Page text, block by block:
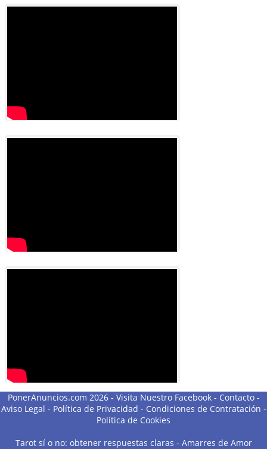
PonerAnuncios.com 2026 - Visita Nuestro Facebook- Contacto-
Aviso Legal - Política de Privacidad - Condiciones de Contratación -
Política de Cookies
Tarot sí o no: obtener respuestas claras - Amarres de Amor